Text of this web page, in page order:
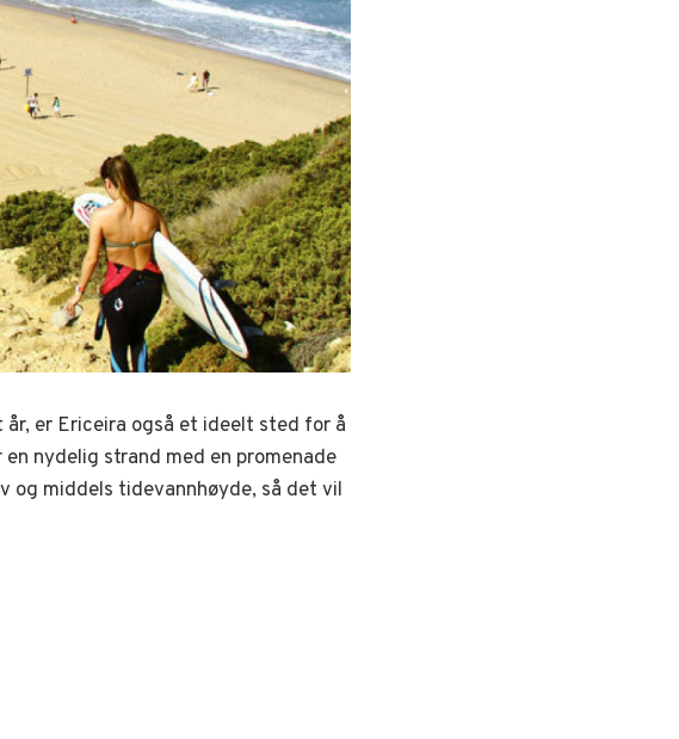
er Ericeira også et ideelt sted for å
nydelig strand med en promenade
og middels tidevannhøyde, så det vil